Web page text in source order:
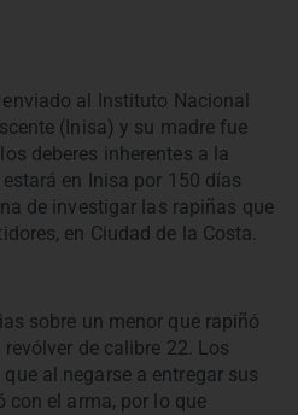
al Instituto Nacional
(Inisa) y su madre fue
deberes inherentes a la
en Inisa por 150 días
de investigar las rapiñas que
en Ciudad de la Costa.
sobre un menor que rapiñó
de calibre 22. Los
al negarse a entregar sus
con el arma, por lo que